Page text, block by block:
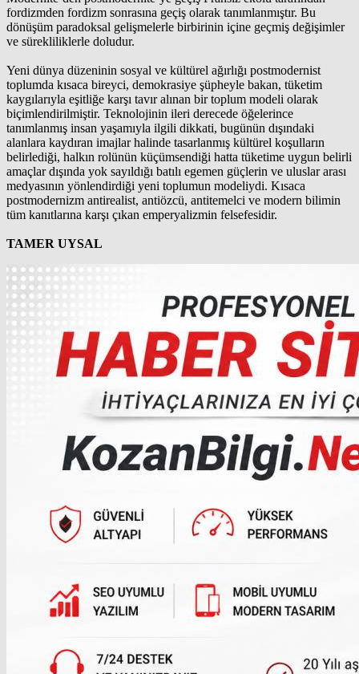
fordizmden fordizm sonrasına geçiş olarak tanımlanmıştır. Bu
dönüşüm paradoksal gelişmelerle birbirinin içine geçmiş değişimler
ve sürekliliklerle doludur.
Yeni dünya düzeninin sosyal ve kültürel ağırlığı postmodernist
toplumda kısaca bireyci, demokrasiye şüpheyle bakan, tüketim
kaygılarıyla eşitliğe karşı tavır alınan bir toplum modeli olarak
biçimlendirilmiştir. Teknolojinin ileri derecede öğelerince
tanımlanmış insan yaşamıyla ilgili dikkati, bugünün dışındaki
alanlara kaydıran imajlar halinde tasarlanmış kültürel koşulların
belirlediği, halkın rolünün küçümsendiği hatta tüketime uygun belirli
amaçlar dışında yok sayıldığı batılı egemen güçlerin ve uluslar arası
medyasının yönlendirdiği yeni toplumun modeliydi. Kısaca
postmodernizm antirealist, antiözcü, antitemelci ve modern bilimin
tüm kanıtlarına karşı çıkan emperyalizmin felsefesidir.
TAMER UYSAL